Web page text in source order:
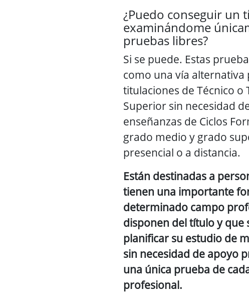
¿Puedo conseguir un
examinándome
pruebas libres?
Si se puede. Estas
como una vía alternativa
titulaciones de Técnico o
Superior sin necesidad
enseñanzas de Ciclos
grado medio y grado
presencial o a distancia.
Están destinadas a
tienen una importante
determinado campo
disponen del título y que
planificar su estudio de
sin necesidad de apoyo
una única prueba de
profesional.